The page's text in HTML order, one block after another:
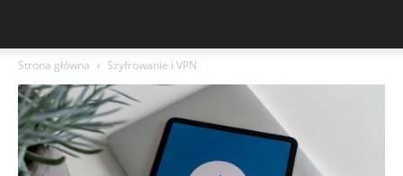
Strona główna Szyfrowanie i VPN